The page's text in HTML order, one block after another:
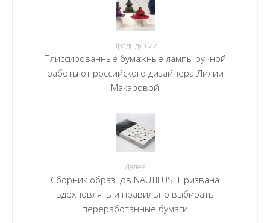
Предыдущий
Плиссированные бумажные лампы ручной
работы от российского дизайнера Лилии
Макаровой
Далее
Сборник образцов NAUTILUS: Призвана
вдохновлять и правильно выбирать
переработанные бумаги